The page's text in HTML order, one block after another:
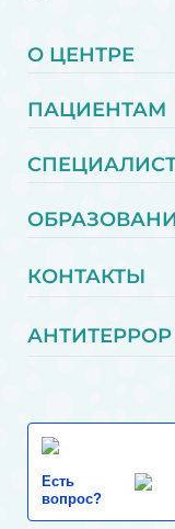
О ЦЕНТРЕ
ПАЦИЕНТАМ
КОНТАКТЫ
АНТИТЕРРОР
Есть
вопрос?